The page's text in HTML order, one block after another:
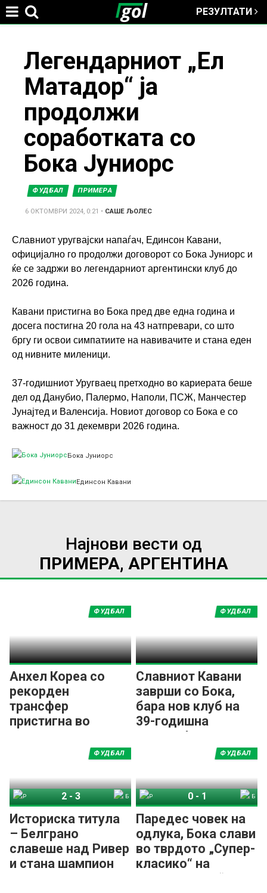
РЕЗУЛТАТИ
here
Легендарниот „Ел
Матадор“ ја
продолжи
соработката со
Бока Јуниорс
ФУДБАЛ ПРИМЕРА
6 ОКТОМВРИ 2024, 0:21 • САШЕ ЉОЛЕС
Славниот уругвајски напаѓач, Единсон Кавани,
официјално го продолжи договорот со Бока Јуниорс и
ќе се задржи во легендарниот аргентински клуб до
2026 година.
Кавани пристигна во Бока пред две една година и
досега постигна 20 гола на 43 натпревари, со што
бргу ги освои симпатиите на навивачите и стана еден
од нивните миленици.
37-годишниот Уругваец претходно во кариерата беше
дел од Данубио, Палермо, Наполи, ПСЖ, Манчестер
Јунајтед и Валенсија. Новиот договор со Бока е со
важност до 31 декември 2026 година.
Бока Јуниорс
Единсон Кавани
Најнови вести од
ПРИМЕРА, АРГЕНТИНА
Анхел Кореа со
рекорден
трансфер
пристигна во
ФУДБАЛ
Славниот Кавани
заврши со Бока,
бара нов клуб на
39-годишна
возраст!
ФУДБАЛ
Историска титула
– Белграно
славеше над Ривер
и стана шампион
ФУДБАЛ
2-3
Паредес човек на
одлука, Бока слави
во тврдото „Супер-
класико“ на
„Монументал“
ФУДБАЛ
0-1